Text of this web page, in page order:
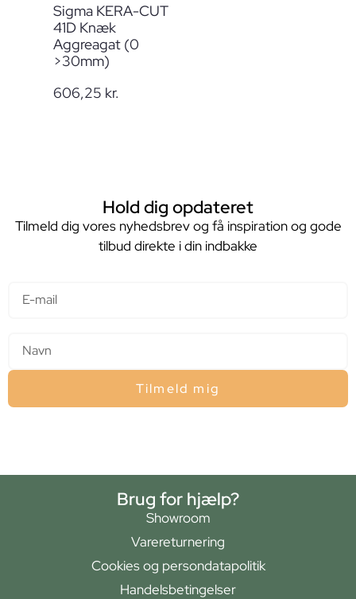
Sigma KERA-CUT
41D Knæk
Aggreagat (0
>30mm)
606,25 kr.
Hold dig opdateret
Tilmeld dig vores nyhedsbrev og få inspiration og gode
tilbud direkte i din indbakke
Tilmeld mig
Brug for hjælp?
Showroom
Varereturnering
Cookies og persondatapolitik
Handelsbetingelser